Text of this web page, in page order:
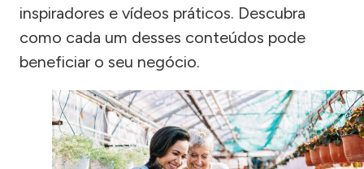
inspiradores e vídeos práticos. Descubra
como cada um desses conteúdos pode
beneficiar o seu negócio.